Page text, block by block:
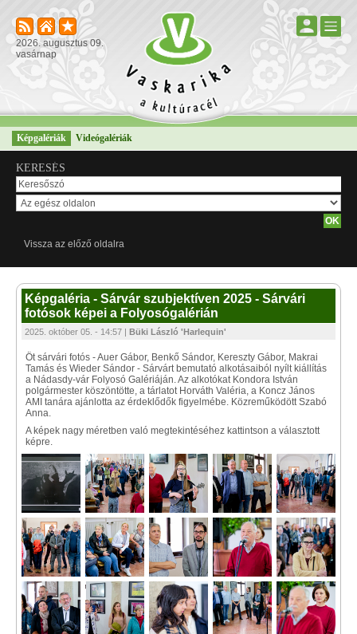
2026. augusztus 09.
vasárnap
Képgalériák Videógalériák
KERESÉS
Vissza az előző oldalra
Képgaléria - Sárvár szubjektíven 2025 - Sárvári
fotósok képei a Folyosógalérián
2025. október 05. - 14:57 | Büki László 'Harlequin'
Öt sárvári fotós - Auer Gábor, Benkő Sándor, Kereszty Gábor, Makrai
Tamás és Wieder Sándor - Sárvárt bemutató alkotásaiból nyílt kiállítás
a Nádasdy-vár Folyosó Galériáján. Az alkotókat Kondora István
polgármester köszöntötte, a tárlatot Horváth Valéria, a Koncz János
AMI tanára ajánlotta az érdeklődők figyelmébe. Közreműködött Szabó
Anna.
A képek nagy méretben való megtekintéséhez kattintson a választott
képre.